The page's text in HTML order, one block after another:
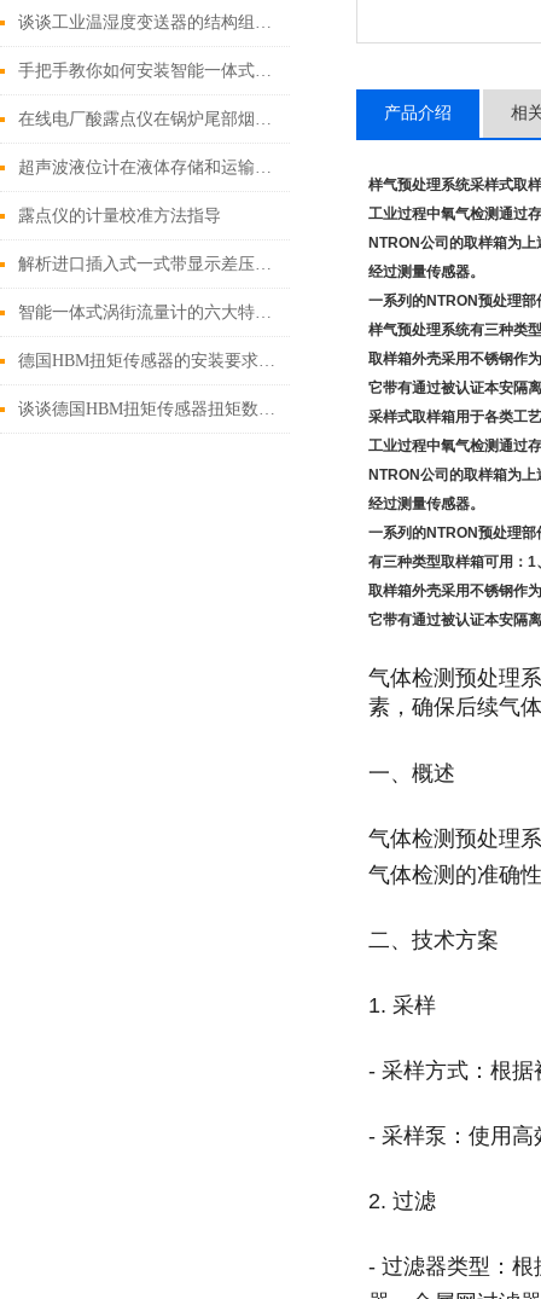
谈谈工业温湿度变送器的结构组成及其作用说明
手把手教你如何安装智能一体式涡街流量计
在线电厂酸露点仪在锅炉尾部烟道防腐控制中的关键作用
超声波液位计在液体存储和运输中的应用说明
露点仪的计量校准方法指导
解析进口插入式一式带显示差压流量计的工作原理与特点
智能一体式涡街流量计的六大特点，你了解多少？
德国HBM扭矩传感器的安装要求及注意事项讲解
谈谈德国HBM扭矩传感器扭矩数值波动较大的原因
产品介绍 相
样气预处理系统采样式取
工业过程中氧气检测通过
NTRON公司的取样箱为
经过测量传感器。
一系列的NTRON预处理
样气预处理系统有三种类
取样箱外壳采用不锈钢作
它带有通过被认证本安隔
采样式取样箱用于各类工
工业过程中氧气检测通过
NTRON公司的取样箱为
经过测量传感器。
一系列的NTRON预处理
有三种类型取样箱可用：
取样箱外壳采用不锈钢作
它带有通过被认证本安隔
气体检测预处理
素，确保后续气
一、概述
气体检测预处理
气体检测的准确
二、技术方案
1. 采样
- 采样方式：根
- 采样泵：使用
2. 过滤
- 过滤器类型：